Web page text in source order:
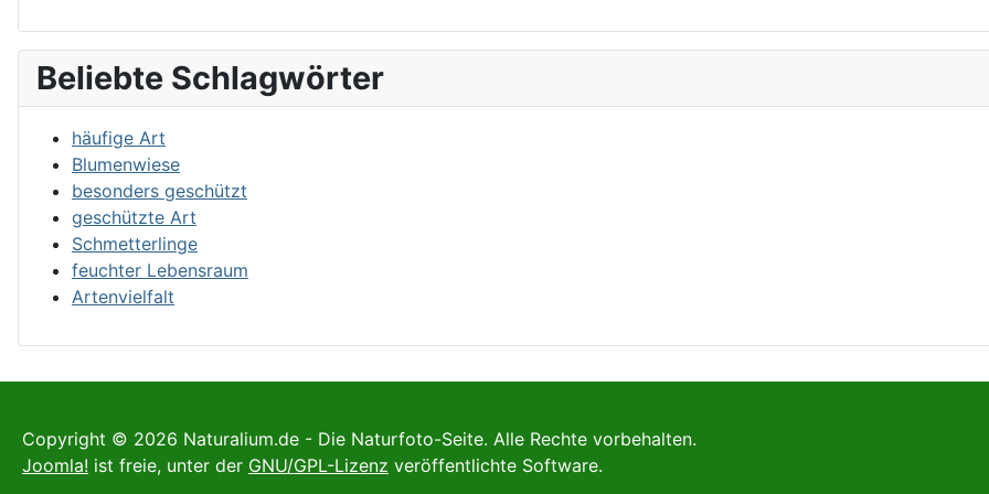
Beliebte Schlagwörter
häufige Art
Blumenwiese
besonders geschützt
geschützte Art
Schmetterlinge
feuchter Lebensraum
Artenvielfalt
Copyright © 2026 Naturalium.de - Die Naturfoto-Seite. Alle Rechte vorbehalten.
Joomla! ist freie, unter der GNU/GPL-Lizenz veröffentlichte Software.